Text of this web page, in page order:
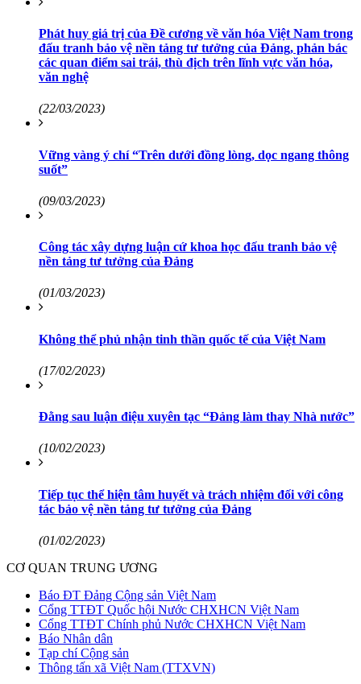
Phát huy giá trị của Đề cương về văn hóa Việt Nam trong
đấu tranh bảo vệ nền tảng tư tưởng của Đảng, phản bác
các quan điểm sai trái, thù địch trên lĩnh vực văn hóa,
văn nghệ
(22/03/2023)
Vững vàng ý chí “Trên dưới đồng lòng, dọc ngang thông
suốt”
(09/03/2023)
Công tác xây dựng luận cứ khoa học đấu tranh bảo vệ
nền tảng tư tưởng của Đảng
(01/03/2023)
Không thể phủ nhận tinh thần quốc tế của Việt Nam
(17/02/2023)
Đằng sau luận điệu xuyên tạc “Đảng làm thay Nhà nước”
(10/02/2023)
Tiếp tục thể hiện tâm huyết và trách nhiệm đối với công
tác bảo vệ nền tảng tư tưởng của Đảng
(01/02/2023)
CƠ QUAN TRUNG ƯƠNG
Báo ĐT Đảng Cộng sản Việt Nam
Cổng TTĐT Quốc hội Nước CHXHCN Việt Nam
Cổng TTĐT Chính phủ Nước CHXHCN Việt Nam
Báo Nhân dân
Tạp chí Cộng sản
Thông tấn xã Việt Nam (TTXVN)